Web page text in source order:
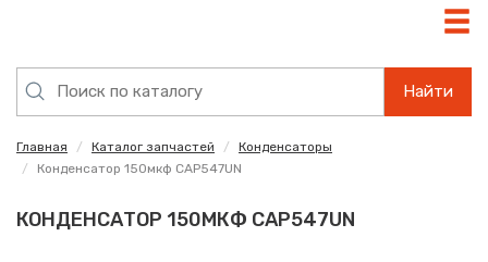
Найти
Главная Каталог запчастей
Конденсаторы
Конденсатор 150мкф CAP547UN
КОНДЕНСАТОР 150МКФ CAP547UN